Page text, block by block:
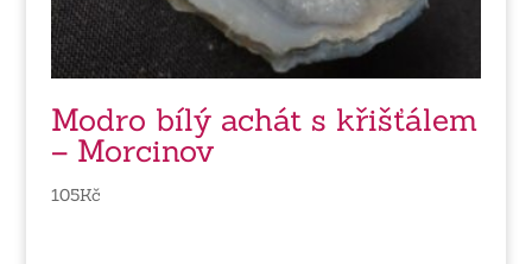
Modro bílý achát s křišťálem
– Morcinov
105Kč